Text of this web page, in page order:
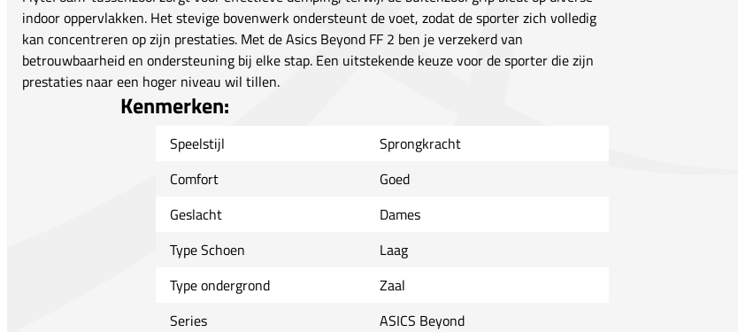
indoor oppervlakken. Het stevige bovenwerk ondersteunt de voet, zodat de sporter zich volledig
kan concentreren op zijn prestaties. Met de Asics Beyond FF 2 ben je verzekerd van
betrouwbaarheid en ondersteuning bij elke stap. Een uitstekende keuze voor de sporter die zijn
prestaties naar een hoger niveau wil tillen.
Kenmerken:
Speelstijl
Sprongkracht
Comfort
Goed
Geslacht
Dames
Type Schoen
Laag
Type ondergrond
Zaal
Series
ASICS Beyond